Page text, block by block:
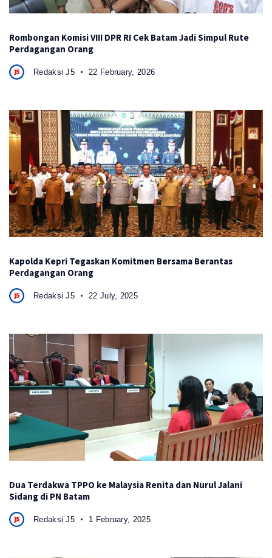
Rombongan Komisi VIII DPR RI Cek Batam Jadi Simpul Rute
Perdagangan Orang
Redaksi J5 22 February, 2026
Kapolda Kepri Tegaskan Komitmen Bersama Berantas
Perdagangan Orang
Redaksi J5 22 July, 2025
Dua Terdakwa TPPO ke Malaysia Renita dan Nurul Jalani
Sidang di PN Batam
Redaksi J5 1 February, 2025